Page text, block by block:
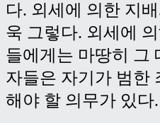
다. 외세에 의한 지
욱 그렇다. 외세에
들에게는 마땅히 그
자들은 자기가 범한
해야 할 의무가 있다.